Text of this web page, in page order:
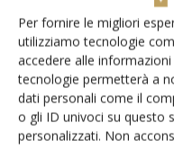
Per fornire le migliori
utilizziamo tecnologie
accedere alle
tecnologie permetterà a
dati personali come il
o gli ID univoci su questo
personalizzati. Non
I consigli di